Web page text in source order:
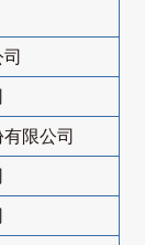
限公司